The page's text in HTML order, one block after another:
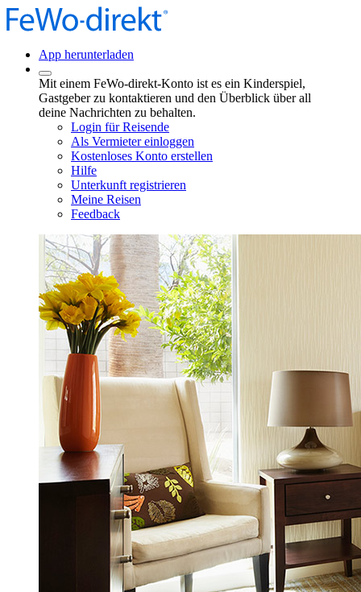
App herunterladen
Mit einem FeWo-direkt-Konto ist es ein Kinderspiel,
Gastgeber zu kontaktieren und den Überblick über all
deine Nachrichten zu behalten.
Login für Reisende
Als Vermieter einloggen
Kostenloses Konto erstellen
Hilfe
Unterkunft registrieren
Meine Reisen
Feedback